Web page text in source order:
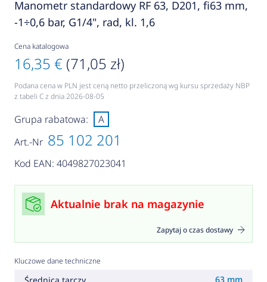
Manometr standardowy RF 63, D201, fi63 mm,
-1÷0,6 bar, G1/4", rad, kl. 1,6
Cena katalogowa
16,35 € (71,05 zł)
Podana cena w PLN jest ceną netto przeliczoną wg kursu sprzedaży NBP
z tabeli C z dnia 2026-08-05
Art.-Nr 85 102 201
Kod EAN: 4049827023041
Grupa rabatowa: A
Aktualnie brak na magazynie
Zapytaj o czas dostawy
Kluczowe dane techniczne
Średnica tarczy
63 mm